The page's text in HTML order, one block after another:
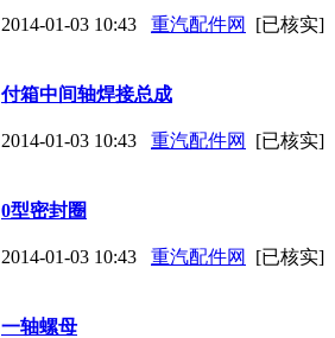
2014-01-03 10:43 重汽配件网 [已核实]
付箱中间轴焊接总成
2014-01-03 10:43 重汽配件网 [已核实]
0型密封圈
2014-01-03 10:43 重汽配件网 [已核实]
一轴螺母